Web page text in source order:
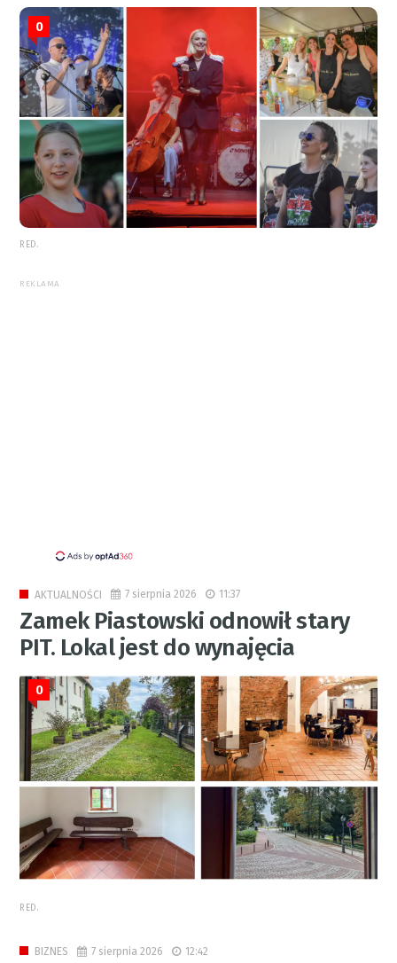
0
RED.
REKLAMA
AKTUALNOŚCI 7 sierpnia 2026 11:37
Zamek Piastowski odnowił stary
PIT. Lokal jest do wynajęcia
0
RED.
BIZNES 7 sierpnia 2026 12:42